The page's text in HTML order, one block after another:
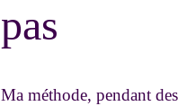
pas
Ma méthode, pendant